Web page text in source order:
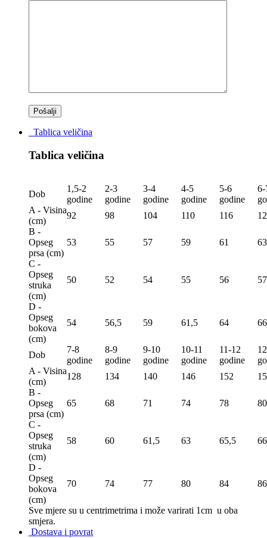
Tablica veličina
Tablica veličina
Dob
1,5-2
godine
2-3
godine
3-4
godine
4-5
godine
5-6
godine
6-
A - Visina
(сm)
92 98 104 110 116
B -
Opseg
prsa (сm)
53 55 57 59 61 63
C -
Opseg
struka
(сm)
50 52 54 55 56 57
D -
Opseg
bokova
(сm)
54 56,5 59 61,5 64 66
Dob
7-8
godine
8-9
godine
9-10
godine
10-11
godine
11-12
godine
A - Visina
(сm)
128 134 140 146 152
B -
Opseg
prsa (сm)
65 68 71 74 78 80
C -
Opseg
struka
(сm)
58 60 61,5 63 65,5
D -
Opseg
bokova
(сm)
70 74 77 80 84 86
Sve mjere su u centrimetrima i može varirati 1cm u oba
smjera.
Dostava i povrat